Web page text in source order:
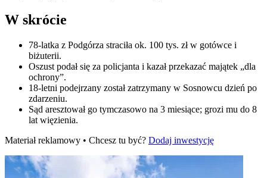
W skrócie
78-latka z Podgórza straciła ok. 100 tys. zł w gotówce i
biżuterii.
Oszust podał się za policjanta i kazał przekazać majątek „dla
ochrony”.
18-letni podejrzany został zatrzymany w Sosnowcu dzień po
zdarzeniu.
Sąd aresztował go tymczasowo na 3 miesiące; grozi mu do 8
lat więzienia.
Materiał reklamowy • Chcesz tu być? Dodaj inwestycję